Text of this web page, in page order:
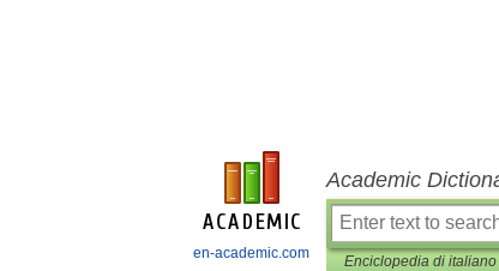
en-academic.com
Academic
Enciclopedia di italiano